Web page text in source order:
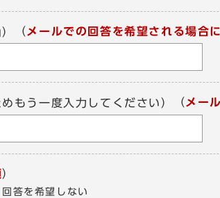
（ メールでの回答を希望される場合
もう一度入力してください） （メー
）
回答を希望しない